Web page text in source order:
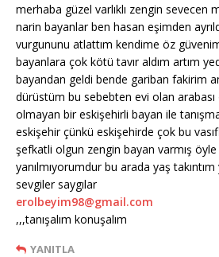
merhaba güzel varlıklı zengin sevecen
narin bayanlar ben hasan eşimden
vurgununu atlattım kendime öz
bayanlara çok kötü tavır aldım artım
bayandan geldi bende gariban fakirim
dürüstüm bu sebebten evi olan arabası
olmayan bir eskişehirli bayan ile
eskişehir çünkü eskişehirde çok bu
şefkatli olgun zengin bayan varmış
yanılmıyorumdur bu arada yaş
sevgiler saygılar
erolbeyim98@gmail.com
,,,tanışalım konuşalım
YANITLA